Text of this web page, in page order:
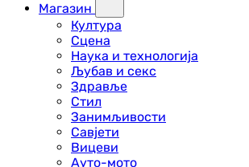
Магазин
Култура
Сцена
Наука и технологија
Љубав и секс
Здравље
Стил
Занимљивости
Савјети
Вицеви
Ауто-мото